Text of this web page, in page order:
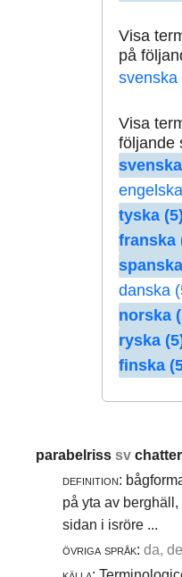
Visa
på
svenska
Visa
följande
tyska (5)
franska
danska
norska
ryska
finska
parabelrisssvchatter
definition:
på yta av
sidan i isröre ...
övriga språk: da,